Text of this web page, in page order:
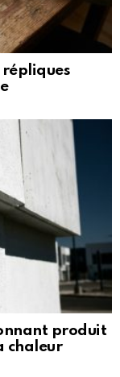
produit
chaleur